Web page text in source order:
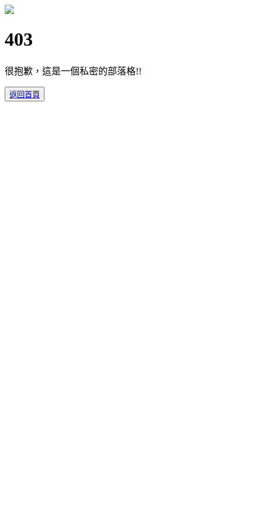
403
很抱歉，這是一個私密的部落格!!
返回首頁